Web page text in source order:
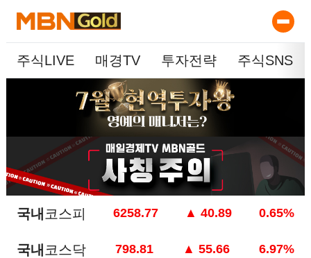
주식LIVE 매경TV 투자전략 주식SNS
국내 코스피 6258.77 ▲ 40.89 0.65%
국내 코스닥 798.81 ▲ 55.66 6.97%